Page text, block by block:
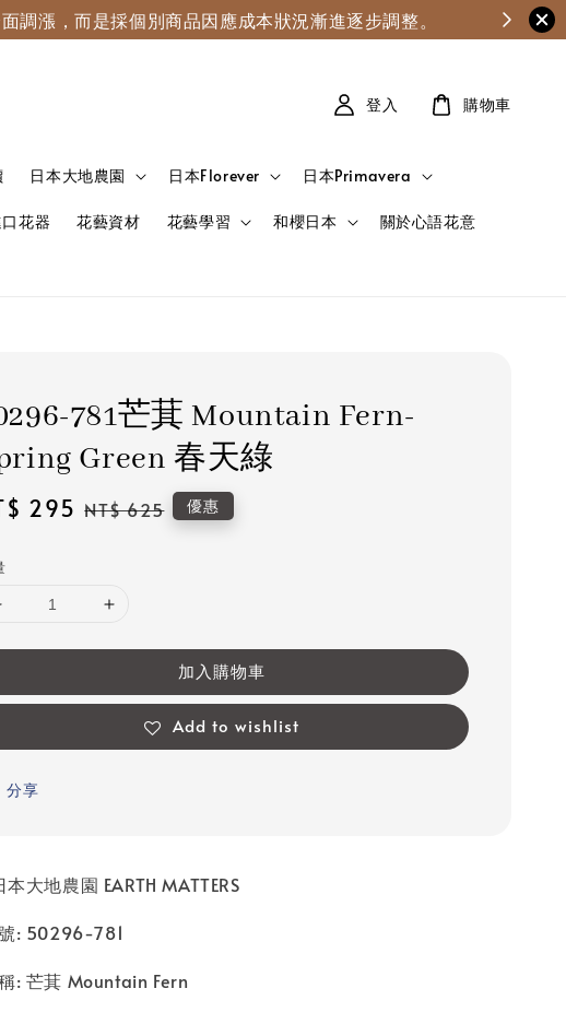
漲，而是採個別商品因應成本狀況漸進逐步調整。
日本大地農園 日本Florever 日本Primavera
花器 花藝資材 花藝學習 和櫻日本 關於心語花意
登入 購物車
781芒萁 Mountain Fern-
Green 春天綠
295 Regular
NT$ 625 優惠
加入購物車
Add to wishlist
分享
大地農園 EARTH MATTERS
: 50296-781
: 芒萁 Mountain Fern